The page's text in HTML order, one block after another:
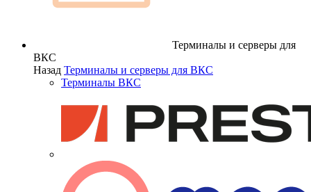
Терминалы и серверы для
ВКС
Назад Терминалы и серверы для ВКС
Терминалы ВКС